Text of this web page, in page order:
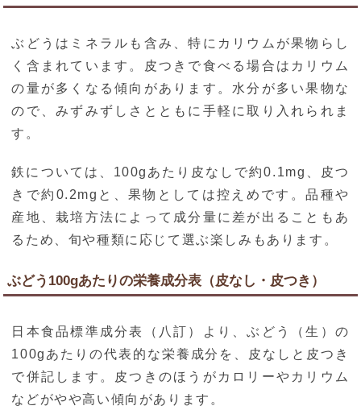
ぶどうはミネラルも含み、特にカリウムが果物らし
く含まれています。皮つきで食べる場合はカリウム
の量が多くなる傾向があります。水分が多い果物な
ので、みずみずしさとともに手軽に取り入れられま
す。
鉄については、100gあたり皮なしで約0.1mg、皮つ
きで約0.2mgと、果物としては控えめです。品種や
産地、栽培方法によって成分量に差が出ることもあ
るため、旬や種類に応じて選ぶ楽しみもあります。
ぶどう100gあたりの栄養成分表（皮なし・皮つき）
日本食品標準成分表（八訂）より、ぶどう（生）の
100gあたりの代表的な栄養成分を、皮なしと皮つき
で併記します。皮つきのほうがカロリーやカリウム
などがやや高い傾向があります。